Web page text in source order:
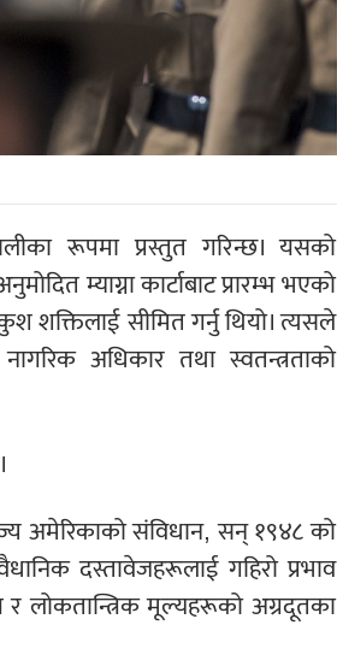
रूपमा प्रस्तुत गरिन्छ। यसको
म्याग्ना कार्टाबाट प्रारम्भ भएको
शक्तिलाई सीमित गर्नु थियो। त्यसले
अधिकार तथा स्वतन्त्रताको
अमेरिकाको संविधान, सन् १९४८ को
दस्तावेजहरूलाई गहिरो प्रभाव
लोकतान्त्रिक मूल्यहरूको अग्रदूतका